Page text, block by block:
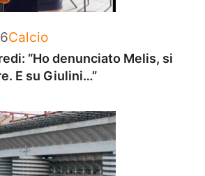
Categorie
Calcio
“Ho denunciato Melis, si
E su Giulini…”